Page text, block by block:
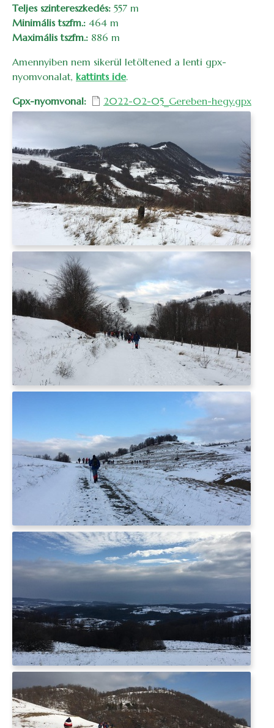
Teljes szintereszkedés: 557 m
Minimális tszfm.: 464 m
Maximális tszfm.: 886 m
Amennyiben nem sikerül letöltened a lenti gpx-
nyomvonalat, kattints ide.
Gpx-nyomvonal
2022-02-05_Gereben-hegy.gpx